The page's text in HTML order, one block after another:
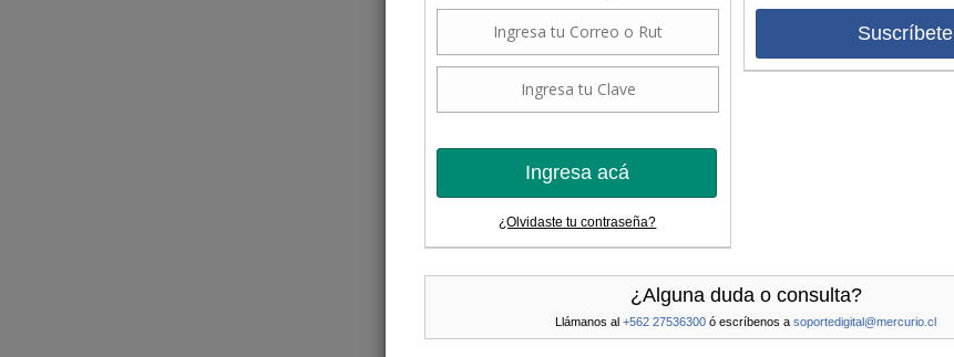
Ingresa acá
¿Olvidaste tu contraseña?
Suscríbete
¿Alguna duda o consulta?
Llámanos al +562 27536300 ó escríbenos a soportedigital@mercurio.cl